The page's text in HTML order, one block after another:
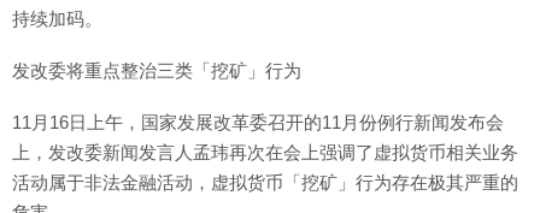
持续加码。
发改委将重点整治三类「挖矿」行为
11月16日上午，国家发展改革委召开的11月份例行新闻发布会
上，发改委新闻发言人孟玮再次在会上强调了虚拟货币相关业务
活动属于非法金融活动，虚拟货币「挖矿」行为存在极其严重的